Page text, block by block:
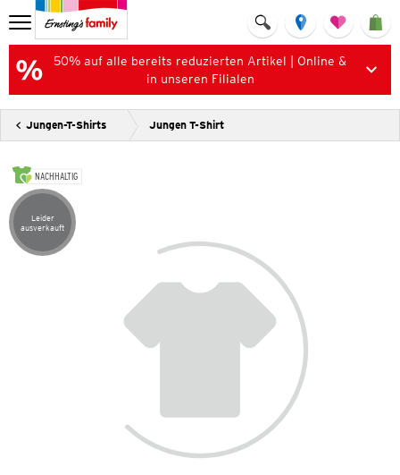
50% auf alle bereits reduzierten Artikel | Online &
in unseren Filialen
Jungen-T-Shirts Jungen T-Shirt
NACHHALTIG
Artikel leider ausverkauft
Leider
ausverkauft